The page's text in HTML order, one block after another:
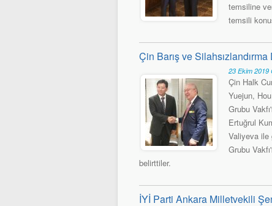
temsiline
temsili
Çin Barış ve
23 Ekim 2019
Çin Halk
Yuejun,
Grubu
Ertuğrul
Valiyeva ile
Grubu
belirttiler.
İYİ Parti Ankara Milletvekili